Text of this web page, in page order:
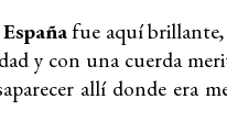
fue aquí brillante,
y con una cuerda
allí donde era